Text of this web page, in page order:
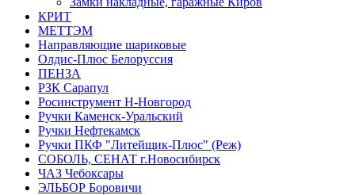
КРИТ
МЕТТЭМ
Направляющие шариковые
Олдис-Плюс Белоруссия
ПЕНЗА
РЗК Сарапул
Росинструмент Н-Новгород
Ручки Каменск-Уральский
Ручки Нефтекамск
Ручки ПКФ "Литейщик-Плюс" (Реж)
СОБОЛЬ, СЕНАТ г.Новосибирск
ЧАЗ Чебоксары
ЭЛЬБОР Боровичи